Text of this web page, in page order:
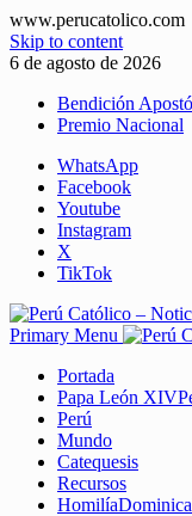
www.perucatolico.com
Skip to content
6 de agosto de 2026
Bendición
Premio Nacional
WhatsApp
Facebook
Youtube
Instagram
X
TikTok
Primary Menu
Portada
Papa León XIV
Perú
Mundo
Catequesis
Recursos
Homilía